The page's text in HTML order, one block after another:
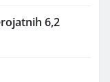
6,2